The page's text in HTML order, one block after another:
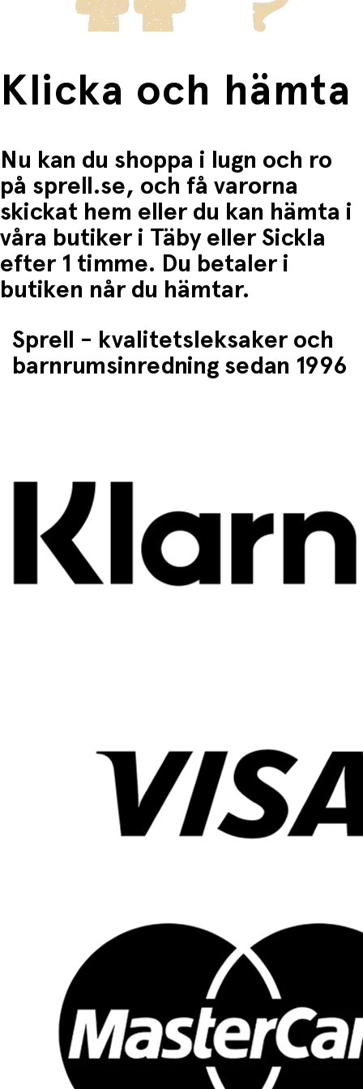
Klicka och hämta
Nu kan du shoppa i lugn och ro
på sprell.se, och få varorna
skickat hem eller du kan hämta i
våra butiker i Täby eller Sickla
efter 1 timme. Du betaler i
butiken når du hämtar.
Sprell - kvalitetsleksaker och
barnrumsinredning sedan 1996